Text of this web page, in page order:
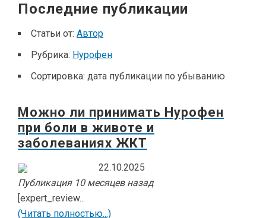
Последние публикации
Статьи от: Автор
Рубрика: Нурофен
Сортировка: дата публикации по убыванию
Можно ли принимать Нурофен
при боли в животе и
заболеваниях ЖКТ
22.10.2025
Публикация 10 месяцев назад
[expert_review...
(Читать полностью...)